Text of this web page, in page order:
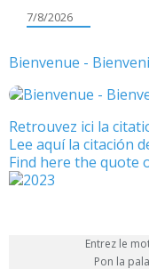
7/8/2026
Bienvenue -
Retrouvez ici la
Lee aquí la citación
Find here the quote
Entrez le
Pon la